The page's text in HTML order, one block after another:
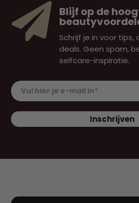
 Blijf op de
Schrijf je in voor tips,
deals. Geen spam,
selfcare-inspiratie.
Vul hier je e-mail in*